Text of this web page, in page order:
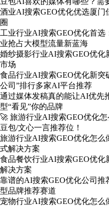
酒业AI搜索GEO优化优选厦
圈
工业行业AI搜索GEO优化首
业抢占大模型流量新蓝海
婚纱摄影行业AI搜索GEO优
市场
食品行业AI搜索GEO优化新突
公司”排行多家AI平台推荐
通过媒体发稿真的能让AI优先
型“看见”你的品牌
🚀 旅游行业AI搜索GEO优化
豆包/文心一言推荐位！
旅游行业AI搜索GEO优化怎
式解决方案
食品餐饮行业AI搜索GEO优化
解决方案
靠谱的AI搜索GEO优化公司
型品牌推荐赛道
宠物行业AI搜索GEO优化怎么